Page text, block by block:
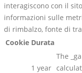
interagiscono con il
informazioni sulle
di rimbalzo, fonte di
Cookie Durata
1 year
The